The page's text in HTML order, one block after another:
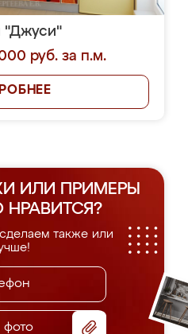
"Джуси"
руб. за п.м.
ИЛИ ПРИМЕРЫ
НРАВИТСЯ?
также или
фото